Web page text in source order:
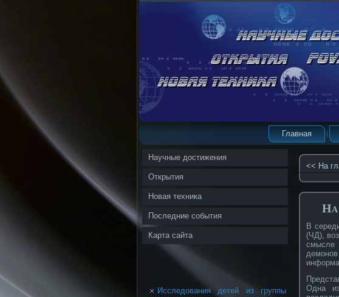
Главная
Научные достижения
Открытия
Новая техника
Последние события
Карта сайта
Исследования детей из группы
<< На
На
В
(ЧД),
смысле
Одна